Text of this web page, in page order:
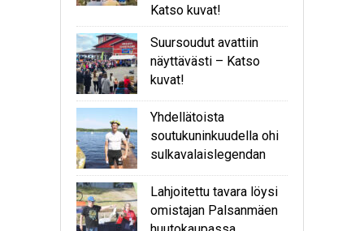
Katso kuvat!
Suursoudut avattiin
näyttävästi – Katso
kuvat!
Yhdellätoista
soutukuninkuudella ohi
sulkavalaislegendan
Lahjoitettu tavara löysi
omistajan Palsanmäen